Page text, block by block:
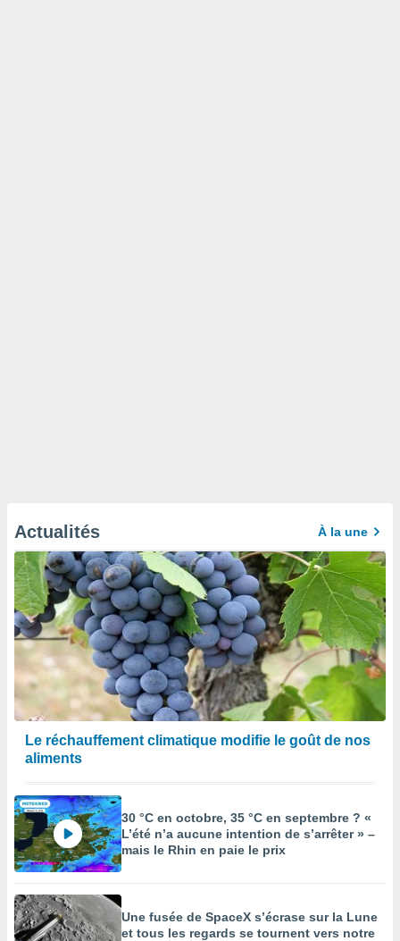
Actualités À la une
Le réchauffement climatique modifie le goût de nos
aliments
30 °C en octobre, 35 °C en septembre ? «
L’été n’a aucune intention de s’arrêter » –
mais le Rhin en paie le prix
Une fusée de SpaceX s’écrase sur la Lune
et tous les regards se tournent vers notre